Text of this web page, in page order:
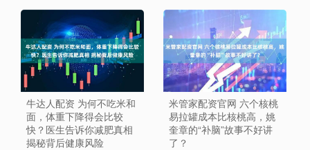
牛达人配资 为何不吃米和
面，体重下降得会比较
快？医生告诉你减肥真相
揭秘背后健康风险
米管家配资官网 六个核桃
易拉罐成本比核桃高，姚
奎章的“补脑”故事不好讲
了？